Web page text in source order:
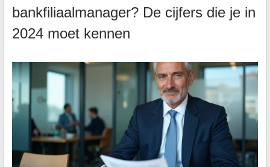
bankfiliaalmanager? De cijfers die je in
2024 moet kennen